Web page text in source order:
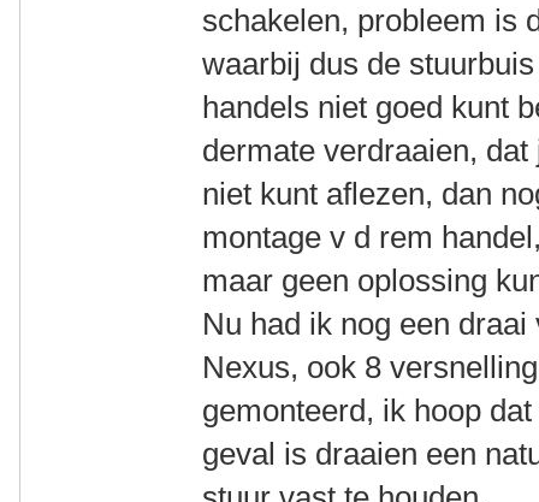
schakelen, probleem is
waarbij dus de
handels niet goed kunt
dermate verdraaien,
niet kunt aflezen, dan
montage v d rem
maar geen oplossing
Nu had ik nog een
Nexus, ook 8
gemonteerd, ik hoop
geval is draaien een